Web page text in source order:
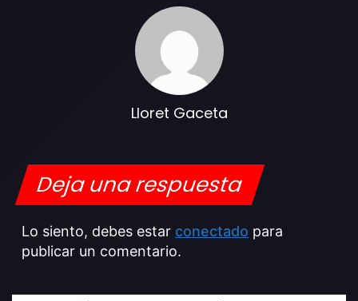
Lloret Gaceta
Deja una respuesta
Lo siento, debes estar conectado para
publicar un comentario.